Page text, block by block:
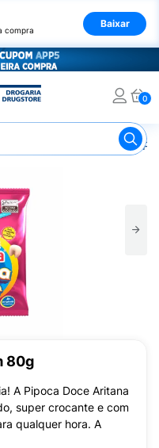
compra
Baixar
0
Pipoca
80g
A Pipoca Doce Aritana
super crocante e com
qualquer hora. A